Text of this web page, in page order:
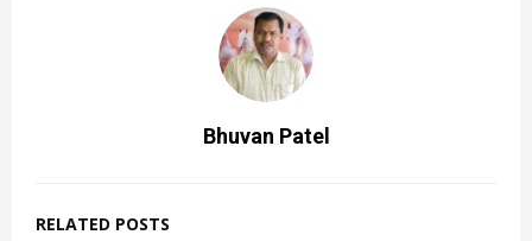
Bhuvan Patel
RELATED POSTS